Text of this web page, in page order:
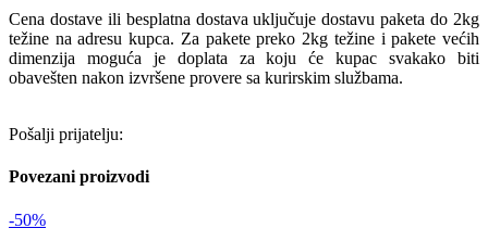
Cena dostave ili besplatna dostava uključuje dostavu paketa do 2kg
težine na adresu kupca. Za pakete preko 2kg težine i pakete većih
dimenzija moguća je doplata za koju će kupac svakako biti
obavešten nakon izvršene provere sa kurirskim službama.
Pošalji prijatelju:
Povezani proizvodi
-50%